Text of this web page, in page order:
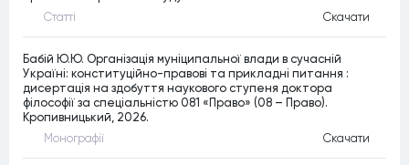
Статтi Скачати
Бабій Ю.Ю. Організація муніципальної влади в сучасній
Україні: конституційно-правові та прикладні питання :
дисертація на здобуття наукового ступеня доктора
філософії за спеціальністю 081 «Право» (08 – Право).
Кропивницький, 2026.
Монографiї Скачати